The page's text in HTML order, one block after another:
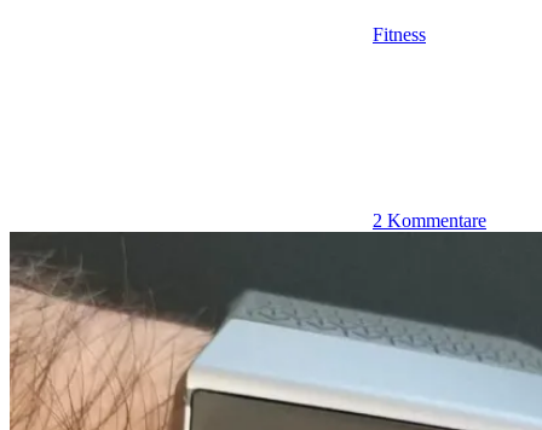
Fitness
2 Kommentare